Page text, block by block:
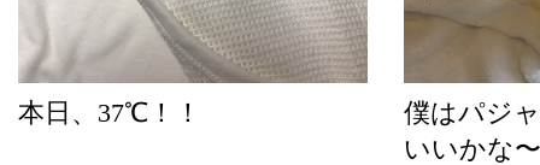
本日、37℃！！
僕はパジ
いいかな